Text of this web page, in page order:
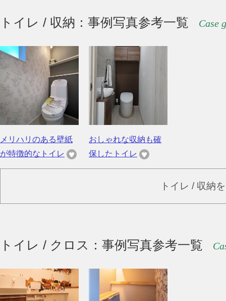
トイレ / 収納：事例写真参考一覧 Case
メリハリのある壁紙
が特徴的なトイレ
おしゃれな収納も確
保したトイレ
トイレ / 収納
トイレ / クロス：事例写真参考一覧